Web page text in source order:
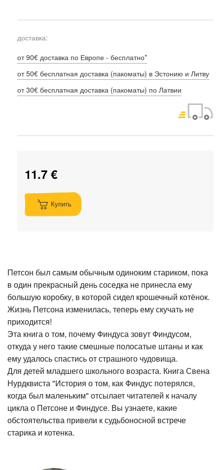
доставка:
от 90€ доставка по Европе - бесплатно*
от 50€ бесплатная доставка (пакоматы) в Эстонию и Литву
от 30€ бесплатная доставка (пакоматы) по Латвии
11.7 €
Купить
Петсон был самым обычным одиноким стариком, пока
в один прекрасный день соседка не принесла ему
большую коробку, в которой сидел крошечный котёнок.
Жизнь Петсона изменилась, теперь ему скучать не
приходится!
Эта книга о том, почему Финдуса зовут Финдусом,
откуда у него такие смешные полосатые штаны и как
ему удалось спастись от страшного чудовища.
Для детей младшего школьного возраста. Книга Свена
Нурдквиста "История о том, как Финдус потерялся,
когда был маленьким" отсылает читателей к началу
цикла о Петсоне и Финдусе. Вы узнаете, какие
обстоятельства привели к судьбоносной встрече
старика и котенка.